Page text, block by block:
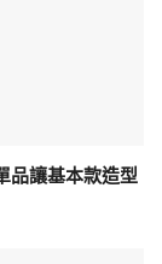
品讓基本款造型